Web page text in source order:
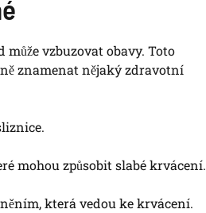
vzbuzovat obavy. Toto
znamenat nějaký zdravotní
mohou způsobit slabé krvácení.
která vedou ke krvácení.